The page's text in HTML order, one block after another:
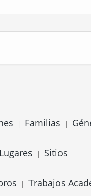
| Familias |
Lugares | Sitios
| Trabajos